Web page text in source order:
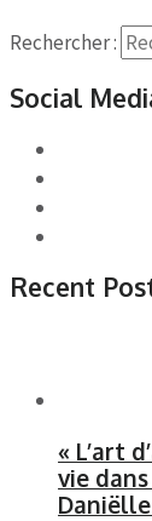
Rechercher :
Social
Recent
« L’art
vie